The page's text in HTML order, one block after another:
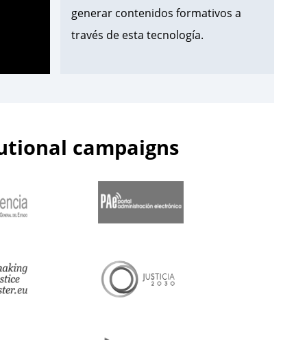
generar contenidos formativos a
través de esta tecnología.
— Centro de Estudios Jurídicos
(@cejmjusticia)June 13, 2023
📌Inicia en el#CEJla segunda edición
para la@guardiacivil
campaigns